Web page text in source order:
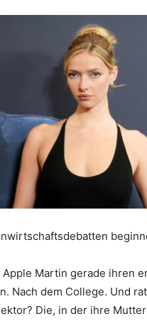
Apple Martin gerade ihren
Nach dem College. Und
Die, in der ihre